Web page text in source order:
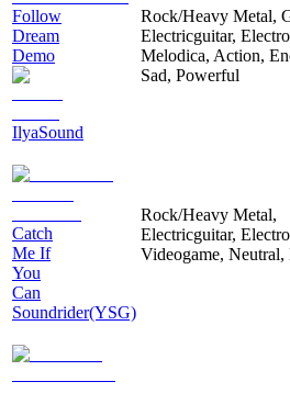
Follow
Dream
Demo
IlyaSound
Rock/Heavy Metal,
Electricguitar,
Melodica, Action,
Sad, Powerful
Catch
Me If
You
Can
Soundrider(YSG)
Rock/Heavy Metal,
Electricguitar,
Videogame, Neutral,